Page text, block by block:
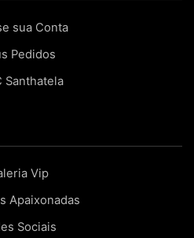
sua Conta
Pedidos
Santhatela
Vip
Apaixonadas
Sociais